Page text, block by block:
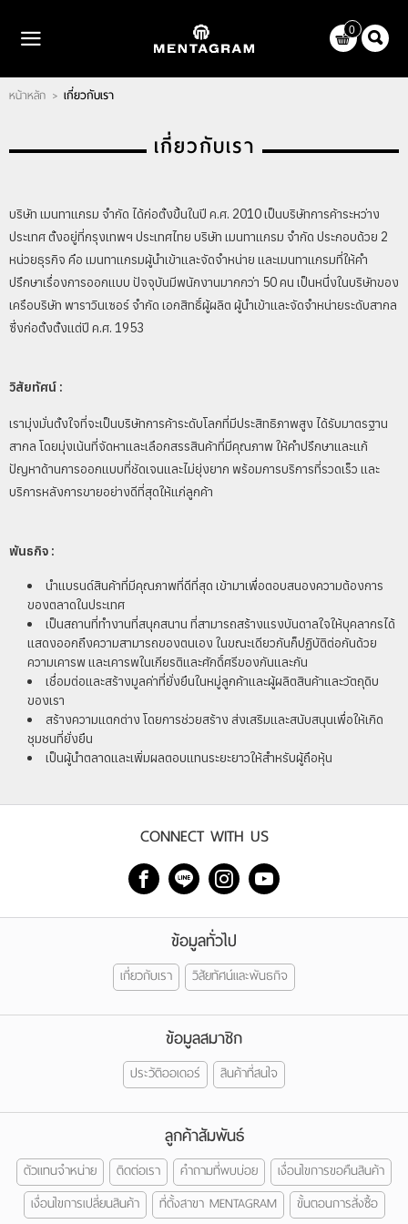
ไทย
WISHLIST
หน้าหลัก
ตัวแทนจำหน่าย
เกี่ยวกับเรา
ติดต่อเรา
0
หน้าหลัก > เกี่ยวกับเรา
เกี่ยวกับเรา
บริษัท เมนทาแกรม จำกัด ได้ก่อตั้งขึ้นในปี ค.ศ. 2010 เป็นบริษัทการค้าระหว่าง
ประเทศ ตั้งอยู่ที่กรุงเทพฯ ประเทศไทย บริษัท เมนทาแกรม จำกัด ประกอบด้วย 2
หน่วยธุรกิจ คือ เมนทาแกรมผู้นำเข้าและจัดจำหน่าย และเมนทาแกรมที่ให้คำ
ปรึกษาเรื่องการออกแบบ ปัจจุบันมีพนักงานมากกว่า 50 คน เป็นหนึ่งในบริษัทของ
เครือบริษัท พาราวินเซอร์ จำกัด เอกสิทธิ์ผู้ผลิต ผู้นำเข้าและจัดจำหน่ายระดับสากล
ซึ่งก่อตั้งตั้งแต่ปี ค.ศ. 1953
วิสัยทัศน์ :
เรามุ่งมั่นตั้งใจที่จะเป็นบริษัทการค้าระดับโลกที่มีประสิทธิภาพสูง ได้รับมาตรฐาน
สากล โดยมุ่งเน้นที่จัดหาและเลือกสรรสินค้าที่มีคุณภาพ ให้คำปรึกษาและแก้
ปัญหาด้านการออกแบบที่ชัดเจนและไม่ยุ่งยาก พร้อมการบริการที่รวดเร็ว และ
บริการหลังการขายอย่างดีที่สุดให้แก่ลูกค้า
พันธกิจ :
นำแบรนด์สินค้าที่มีคุณภาพที่ดีที่สุด เข้ามาเพื่อตอบสนองความต้องการ
ของตลาดในประเทศ
เป็นสถานที่ทำงานที่สนุกสนาน ที่สามารถสร้างแรงบันดาลใจให้บุคลากรได้
แสดงออกถึงความสามารถของตนเอง ในขณะเดียวกันก็ปฏิบัติต่อกันด้วย
ความเคารพ และเคารพในเกียรติและศักดิ์ศรีของกันและกัน
เชื่อมต่อและสร้างมูลค่าที่ยั่งยืนในหมู่ลูกค้าและผู้ผลิตสินค้าและวัตถุดิบ
ของเรา
สร้างความแตกต่าง โดยการช่วยสร้าง ส่งเสริมและสนับสนุนเพื่อให้เกิด
ชุมชนที่ยั่งยืน
เป็นผู้นำตลาดและเพิ่มผลตอบแทนระยะยาวให้สำหรับผู้ถือหุ้น
CONNECT WITH US
ข้อมูลทั่วไป
เกี่ยวกับเรา วิสัยทัศน์และพันธกิจ
ข้อมูลสมาชิก
ประวัติออเดอร์ สินค้าที่สนใจ
ลูกค้าสัมพันธ์
ตัวแทนจำหน่าย ติดต่อเรา คำถามที่พบบ่อย
เงื่อนไขการขอคืนสินค้า
เงื่อนไขการเปลี่ยนสินค้า
ที่ตั้งสาขา MENTAGRAM ขั้นตอนการสั่งซื้อ